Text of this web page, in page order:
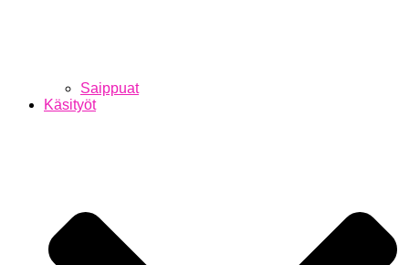
Saippuat
Käsityöt